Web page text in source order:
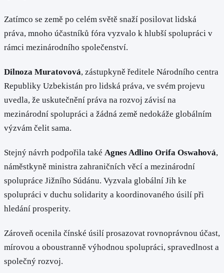
Zatímco se země po celém světě snaží posilovat lidská
práva, mnoho účastníků fóra vyzvalo k hlubší spolupráci v
rámci mezinárodního společenství.
Dilnoza Muratovová, zástupkyně ředitele Národního centra
Republiky Uzbekistán pro lidská práva, ve svém projevu
uvedla, že uskutečnění práva na rozvoj závisí na
mezinárodní spolupráci a žádná země nedokáže globálním
výzvám čelit sama.
Stejný návrh podpořila také Agnes Adlino Orifa Oswahová,
náměstkyně ministra zahraničních věcí a mezinárodní
spolupráce Jižního Súdánu. Vyzvala globální Jih ke
spolupráci v duchu solidarity a koordinovaného úsilí při
hledání prosperity.
Zároveň ocenila čínské úsilí prosazovat rovnoprávnou účast,
mírovou a oboustranně výhodnou spolupráci, spravedlnost a
společný rozvoj.